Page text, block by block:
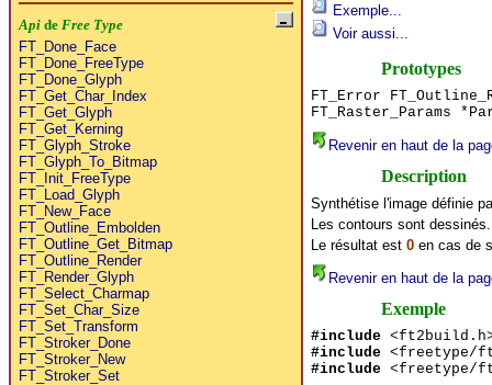
Apide Free Type
FT_Done_Face
FT_Done_FreeType
FT_Done_Glyph
FT_Get_Char_Index
FT_Get_Glyph
FT_Get_Kerning
FT_Glyph_Stroke
FT_Glyph_To_Bitmap
FT_Init_FreeType
FT_Load_Glyph
FT_New_Face
FT_Outline_Embolden
FT_Outline_Get_Bitmap
FT_Outline_Render
FT_Render_Glyph
FT_Select_Charmap
FT_Set_Char_Size
FT_Set_Transform
FT_Stroker_Done
FT_Stroker_New
FT_Stroker_Set
Exemple...
Voir aussi...
Prototypes
FT_Error
FT_Raster_Params
Revenir en haut de la
Description
Synthétise l'image définie
Les contours sont
Le résultat est 0en cas de
Revenir en haut de la
Exemple
#include
#include<freetype/
#include<freetype/